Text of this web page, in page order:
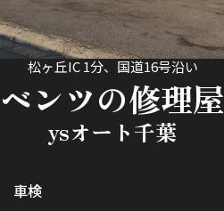
松ヶ丘IC 1分、国道16号沿い
ベンツの修理屋
ysオート千葉
車検